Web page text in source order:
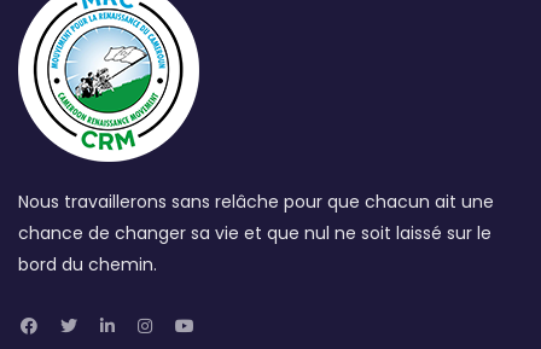
Nous travaillerons sans relâche pour que chacun ait une
chance de changer sa vie et que nul ne soit laissé sur le
bord du chemin.